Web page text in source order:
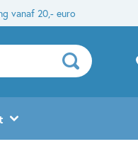
vanaf 20,- euro